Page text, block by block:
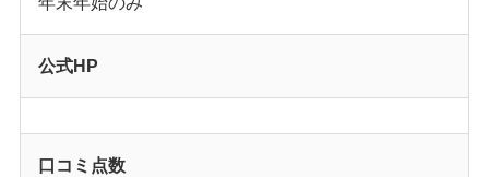
公式HP
口コミ点数